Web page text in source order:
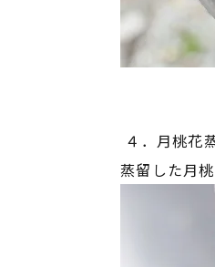
４．月桃花
蒸留した月